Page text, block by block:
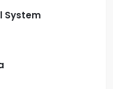
System